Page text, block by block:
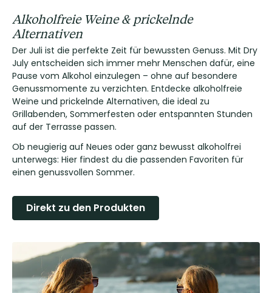
Alkoholfreie Weine & prickelnde
Alternativen
Der Juli ist die perfekte Zeit für bewussten Genuss. Mit Dry
July entscheiden sich immer mehr Menschen dafür, eine
Pause vom Alkohol einzulegen – ohne auf besondere
Genussmomente zu verzichten. Entdecke alkoholfreie
Weine und prickelnde Alternativen, die ideal zu
Grillabenden, Sommerfesten oder entspannten Stunden
auf der Terrasse passen.
Ob neugierig auf Neues oder ganz bewusst alkoholfrei
unterwegs: Hier findest du die passenden Favoriten für
einen genussvollen Sommer.
Direkt zu den Produkten